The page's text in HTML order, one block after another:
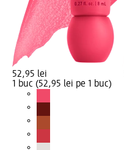
52,95 lei
1 buc (52,95 lei pe 1 buc)